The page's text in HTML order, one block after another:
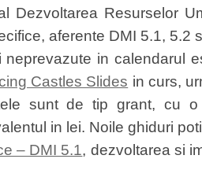
Dezvoltarea Resurselor
aferente DMI 5.1, 5.2
in calendarul
Castles Slides in curs,
sunt de tip grant, cu
in lei. Noile ghiduri
– DMI 5.1, dezvoltarea si